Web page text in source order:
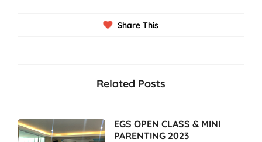
Share This
Related Posts
EGS OPEN CLASS & MINI
PARENTING 2023